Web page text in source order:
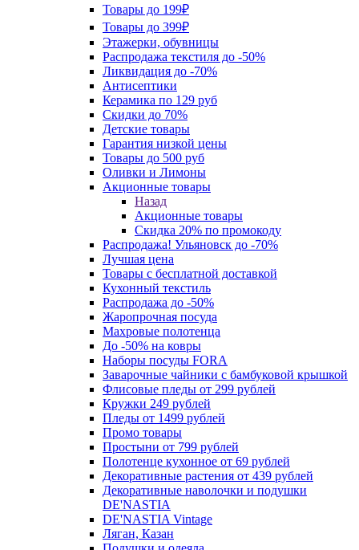
Товары до 199₽
Товары до 399₽
Этажерки, обувницы
Распродажа текстиля до -50%
Ликвидация до -70%
Антисептики
Керамика по 129 руб
Скидки до 70%
Детские товары
Гарантия низкой цены
Товары до 500 руб
Оливки и Лимоны
Акционные товары
Назад
Акционные товары
Скидка 20% по промокоду
Распродажа! Ульяновск до -70%
Лучшая цена
Товары с бесплатной доставкой
Кухонный текстиль
Распродажа до -50%
Жаропрочная посуда
Махровые полотенца
До -50% на ковры
Наборы посуды FORA
Заварочные чайники с бамбуковой крышкой
Флисовые пледы от 299 рублей
Кружки 249 рублей
Пледы от 1499 рублей
Промо товары
Простыни от 799 рублей
Полотенце кухонное от 69 рублей
Декоративные растения от 439 рублей
Декоративные наволочки и подушки
DE'NASTIA
DE'NASTIA Vintage
Ляган, Казан